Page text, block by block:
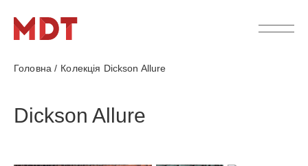
Головна / Колекція Dickson Allure
Dickson Allure